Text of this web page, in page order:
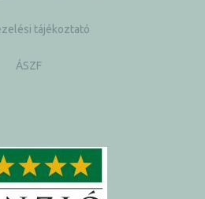
tájékoztató
ÁSZF